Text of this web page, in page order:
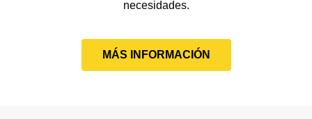
necesidades.
MÁS INFORMACIÓN